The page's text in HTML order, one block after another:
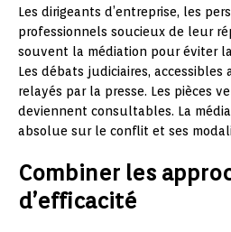
Les dirigeants d’entreprise, les
professionnels soucieux de leur
souvent la médiation pour éviter
Les débats judiciaires,
relayés par la presse. Les pièces
deviennent consultables. La
absolue sur le conflit et ses
Combiner les
d’efficacité